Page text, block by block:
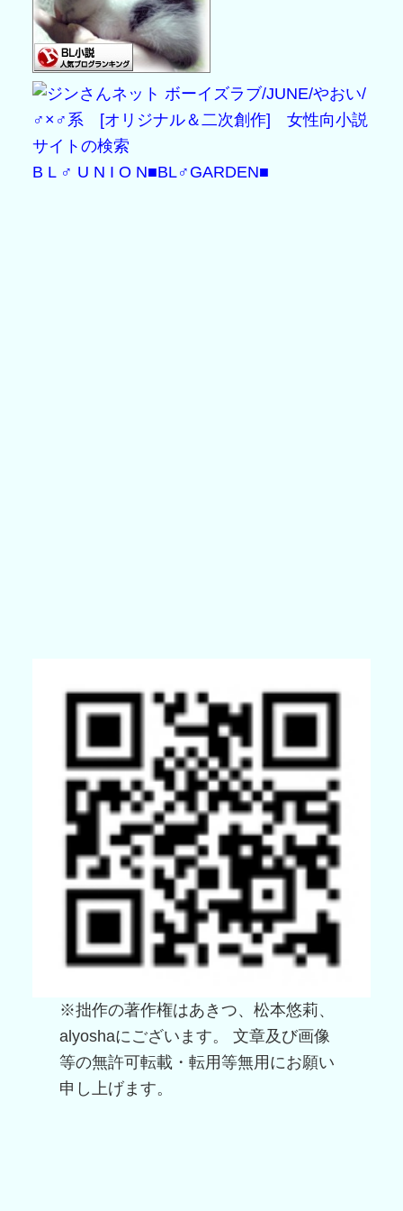
B L ♂ U N I O N■BL♂GARDEN■
※拙作の著作権はあきつ、松本悠莉、
alyoshaにございます。 文章及び画像
等の無許可転載・転用等無用にお願い
申し上げます。